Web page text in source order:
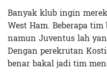
Banyak klub ingin
West Ham. Beberapa
namun Juventus lah
Dengan perekrutan
benar bakal jadi tim